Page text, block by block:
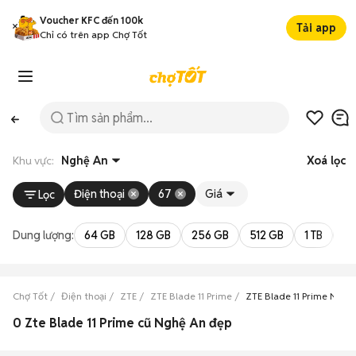
Voucher KFC đến 100k
Chỉ có trên app Chợ Tốt
Tải app
Khu vực: Nghệ An Xoá lọc
Lọc Điện thoại 67 Giá
Dung lượng: 64 GB 128 GB 256 GB 512 GB 1 TB
Chợ Tốt Điện thoại ZTE ZTE Blade 11 Prime ZTE Blade 11 Prime
0 Zte Blade 11 Prime cũ Nghệ An đẹp